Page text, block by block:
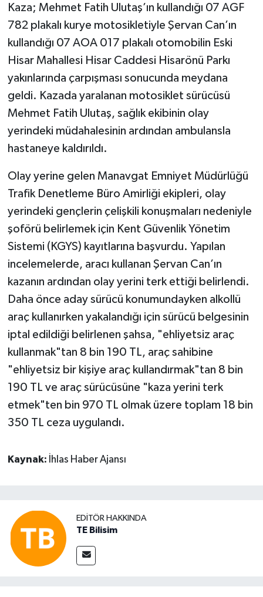
Kaza; Mehmet Fatih Ulutaş’ın kullandığı 07 AGF
782 plakalı kurye motosikletiyle Şervan Can’ın
kullandığı 07 AOA 017 plakalı otomobilin Eski
Hisar Mahallesi Hisar Caddesi Hisarönü Parkı
yakınlarında çarpışması sonucunda meydana
geldi. Kazada yaralanan motosiklet sürücüsü
Mehmet Fatih Ulutaş, sağlık ekibinin olay
yerindeki müdahalesinin ardından ambulansla
hastaneye kaldırıldı.
Olay yerine gelen Manavgat Emniyet Müdürlüğü
Trafik Denetleme Büro Amirliği ekipleri, olay
yerindeki gençlerin çelişkili konuşmaları nedeniyle
şoförü belirlemek için Kent Güvenlik Yönetim
Sistemi (KGYS) kayıtlarına başvurdu. Yapılan
incelemelerde, aracı kullanan Şervan Can’ın
kazanın ardından olay yerini terk ettiği belirlendi.
Daha önce aday sürücü konumundayken alkollü
araç kullanırken yakalandığı için sürücü belgesinin
iptal edildiği belirlenen şahsa, "ehliyetsiz araç
kullanmak"tan 8 bin 190 TL, araç sahibine
"ehliyetsiz bir kişiye araç kullandırmak"tan 8 bin
190 TL ve araç sürücüsüne "kaza yerini terk
etmek"ten bin 970 TL olmak üzere toplam 18 bin
350 TL ceza uygulandı.
Kaynak: İhlas Haber Ajansı
EDITÖR HAKKINDA
TE Bilisim